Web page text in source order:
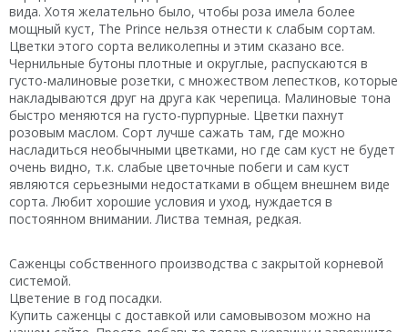
вида. Хотя желательно было, чтобы роза имела более
мощный куст, The Prince нельзя отнести к слабым сортам.
Цветки этого сорта великолепны и этим сказано все.
Чернильные бутоны плотные и округлые, распускаются в
густо-малиновые розетки, с множеством лепестков, которые
накладываются друг на друга как черепица. Малиновые тона
быстро меняются на густо-пурпурные. Цветки пахнут
розовым маслом. Сорт лучше сажать там, где можно
насладиться необычными цветками, но где сам куст не будет
очень видно, т.к. слабые цветочные побеги и сам куст
являются серьезными недостатками в общем внешнем виде
сорта. Любит хорошие условия и уход, нуждается в
постоянном внимании. Листва темная, редкая.
Саженцы собственного производства с закрытой корневой
системой.
Цветение в год посадки.
Купить саженцы с доставкой или самовывозом можно на